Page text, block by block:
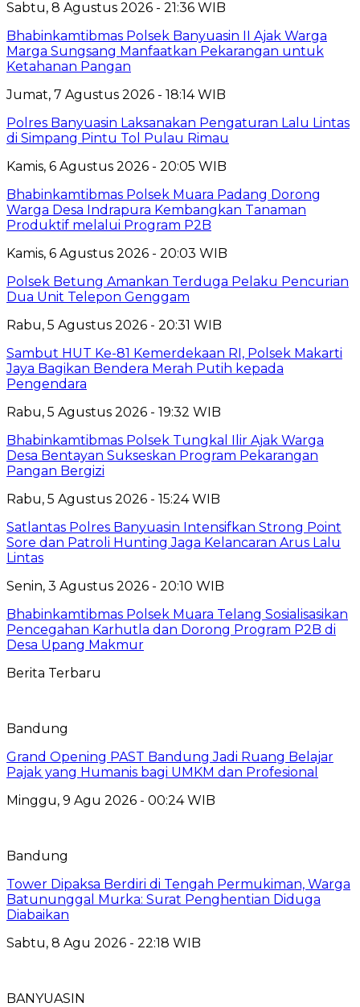
Sabtu, 8 Agustus 2026 - 21:36 WIB
Bhabinkamtibmas Polsek Banyuasin II Ajak Warga
Marga Sungsang Manfaatkan Pekarangan untuk
Ketahanan Pangan
Jumat, 7 Agustus 2026 - 18:14 WIB
Polres Banyuasin Laksanakan Pengaturan Lalu Lintas
di Simpang Pintu Tol Pulau Rimau
Kamis, 6 Agustus 2026 - 20:05 WIB
Bhabinkamtibmas Polsek Muara Padang Dorong
Warga Desa Indrapura Kembangkan Tanaman
Produktif melalui Program P2B
Kamis, 6 Agustus 2026 - 20:03 WIB
Polsek Betung Amankan Terduga Pelaku Pencurian
Dua Unit Telepon Genggam
Rabu, 5 Agustus 2026 - 20:31 WIB
Sambut HUT Ke-81 Kemerdekaan RI, Polsek Makarti
Jaya Bagikan Bendera Merah Putih kepada
Pengendara
Rabu, 5 Agustus 2026 - 19:32 WIB
Bhabinkamtibmas Polsek Tungkal Ilir Ajak Warga
Desa Bentayan Sukseskan Program Pekarangan
Pangan Bergizi
Rabu, 5 Agustus 2026 - 15:24 WIB
Satlantas Polres Banyuasin Intensifkan Strong Point
Sore dan Patroli Hunting Jaga Kelancaran Arus Lalu
Lintas
Senin, 3 Agustus 2026 - 20:10 WIB
Bhabinkamtibmas Polsek Muara Telang Sosialisasikan
Pencegahan Karhutla dan Dorong Program P2B di
Desa Upang Makmur
Berita Terbaru
Bandung
Grand Opening PAST Bandung Jadi Ruang Belajar
Pajak yang Humanis bagi UMKM dan Profesional
Minggu, 9 Agu 2026 - 00:24 WIB
Bandung
Tower Dipaksa Berdiri di Tengah Permukiman, Warga
Batununggal Murka: Surat Penghentian Diduga
Diabaikan
Sabtu, 8 Agu 2026 - 22:18 WIB
BANYUASIN